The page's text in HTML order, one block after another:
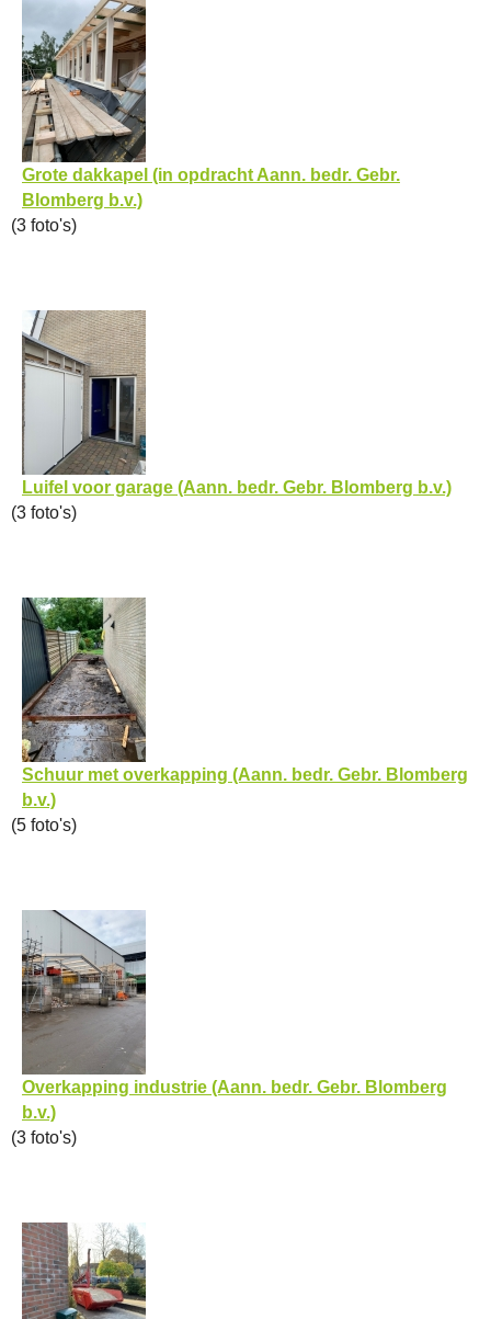
Grote dakkapel (in opdracht Aann. bedr. Gebr.
Blomberg b.v.)
(3 foto's)
Luifel voor garage (Aann. bedr. Gebr. Blomberg b.v.)
(3 foto's)
Schuur met overkapping (Aann. bedr. Gebr. Blomberg
b.v.)
(5 foto's)
Overkapping industrie (Aann. bedr. Gebr. Blomberg
b.v.)
(3 foto's)